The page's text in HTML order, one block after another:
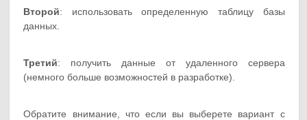
Второй: использовать определенную таблицу базы
данных.
Третий: получить данные от удаленного сервера
(немного больше возможностей в разработке).
Обратите внимание, что если вы выберете вариант с